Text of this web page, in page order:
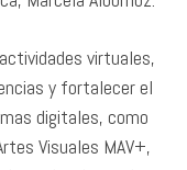
virtuales,
y fortalecer el
digitales, como
Visuales MAV+,